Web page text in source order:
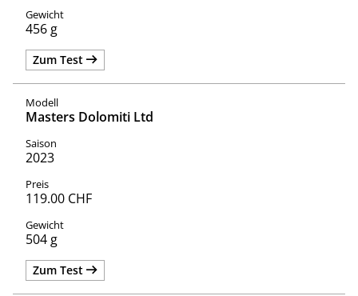
456 g
Zum Test
Masters Dolomiti Ltd
2023
119.00 CHF
504 g
Zum Test